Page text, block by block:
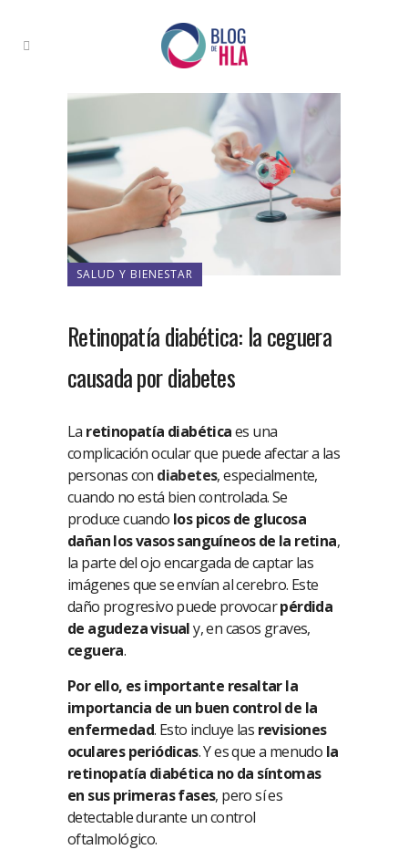
SALUD Y BIENESTAR
Retinopatía diabética: la ceguera
causada por diabetes
La retinopatía diabéticaes una
complicación ocular que puede afectar a las
personas con diabetes, especialmente,
cuando no está bien controlada. Se
produce cuando los picos de glucosa
dañan los vasos sanguíneos de la retina,
la parte del ojo encargada de captar las
imágenes que se envían al cerebro. Este
daño progresivo puede provocarpérdida
de agudeza visualy, en casos graves,
ceguera.
Por ello, es importante resaltar la
importancia de un buen control de la
enfermedad. Esto incluye las revisiones
oculares periódicas. Y es que a menudo la
retinopatía diabética no da síntomas
en sus primeras fases, pero sí es
detectable durante un control
oftalmológico.